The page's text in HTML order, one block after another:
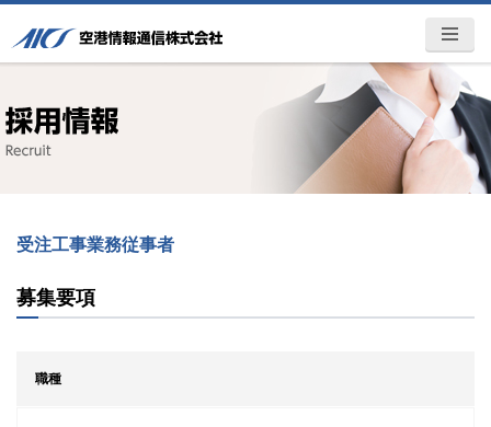
受注工事業務従事者
募集要項
職種